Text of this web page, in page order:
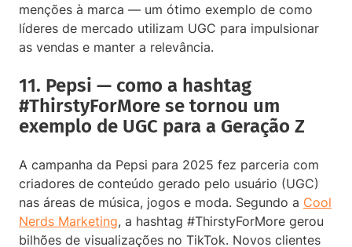
menções à marca — um ótimo exemplo de como
líderes de mercado utilizam UGC para impulsionar
as vendas e manter a relevância.
11. Pepsi — como a hashtag
#ThirstyForMore se tornou um
exemplo de UGC para a Geração Z
A campanha da Pepsi para 2025 fez parceria com
criadores de conteúdo gerado pelo usuário (UGC)
nas áreas de música, jogos e moda. Segundo a Cool
Nerds Marketing, a hashtag #ThirstyForMore gerou
bilhões de visualizações no TikTok. Novos clientes